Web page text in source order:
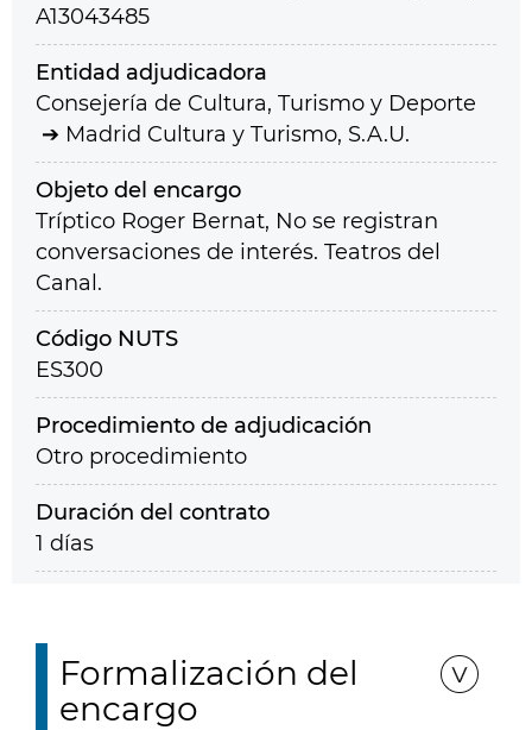
A13043485
Entidad adjudicadora
Consejería de Cultura, Turismo y Deporte
Madrid Cultura y Turismo, S.A.U.
Objeto del encargo
Tríptico Roger Bernat, No se registran
conversaciones de interés. Teatros del
Canal.
Código NUTS
ES300
Procedimiento de adjudicación
Otro procedimiento
Duración del contrato
1 días
Formalización del
encargo